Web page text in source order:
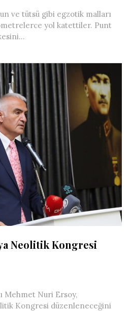
ve tütsü gibi egzotik malları
yol katettiler. Punt
Neolitik Kongresi
Mehmet Nuri Ersoy,
Kongresi düzenleneceğini